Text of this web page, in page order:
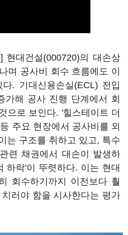
현대건설(000720)의 대손상
며 공사비 회수 흐름에도 이
. 기대신용손실(ECL) 전입
가해 공사 진행 단계에서 회
으로 보인다. '힐스테이트 더
주요 현장에서 공사비를 외
는 구조를 취하고 있고, 특수
련 채권에서 대손이 발생하
하락'이 뚜렷하다. 이는 현대
회수하기까지 이전보다 훨
러야 함을 시사한다는 평가